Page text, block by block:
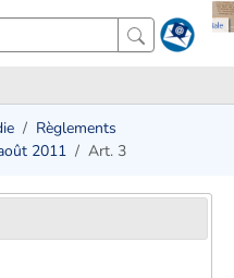
Règlements
2011
Art. 3